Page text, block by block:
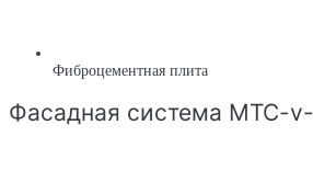
Фиброцементная плита
Фасадная система MTC-